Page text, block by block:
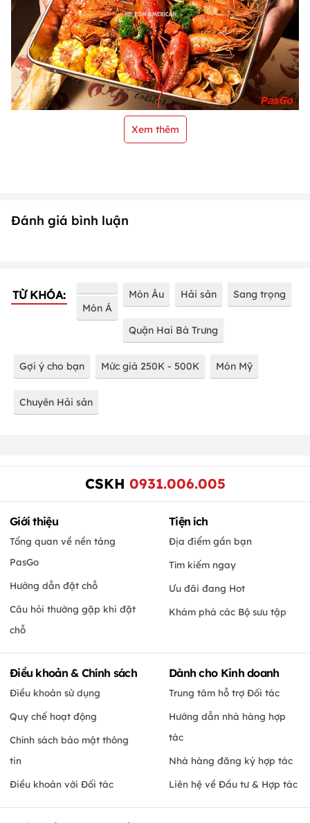
Xem thêm
Đánh giá bình luận
TỪ KHÓA:
Món Á
Món Âu Hải sản Sang trọng
Quận Hai Bà Trưng
Gợi ý cho bạn Mức giá 250K - 500K Món Mỹ
Chuyên Hải sản
CSKH 0931.006.005
Giới thiệu
Tổng quan về nền tảng
PasGo
Hướng dẫn đặt chỗ
Câu hỏi thường gặp khi đặt
chỗ
Tiện ích
Địa điểm gần bạn
Tìm kiếm ngay
Ưu đãi đang Hot
Khám phá các Bộ sưu tập
Điều khoản & Chính sách
Điều khoản sử dụng
Quy chế hoạt động
Chính sách bảo mật thông
tin
Điều khoản với Đối tác
Dành cho Kinh doanh
Trung tâm hỗ trợ Đối tác
Hướng dẫn nhà hàng hợp
tác
Nhà hàng đăng ký hợp tác
Liên hệ về Đầu tư & Hợp tác